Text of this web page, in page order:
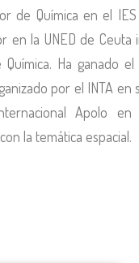
de Química en el
en la UNED de Ceuta
Ha ganado
por el INTA en
Apolo
la temática espacial.